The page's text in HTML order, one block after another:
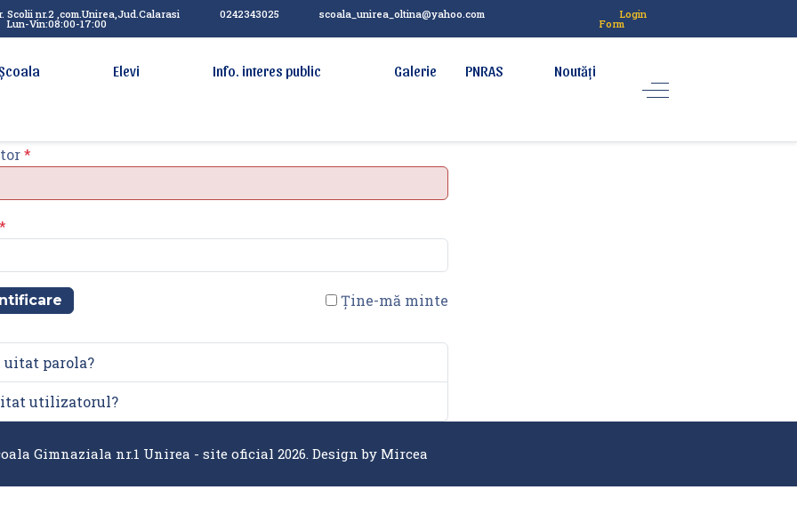
Scolii nr.2 ,com.Unirea,Jud.Calarasi 0242343025 scoala_unirea_oltina@yahoo.com
Lun-Vin:08:00-17:00
Login
Form
Elevi Info. interes public Galerie PNRAS Noutăți
*
*
Ține-mă minte
uitat parola?
utilizatorul?
Gimnaziala nr.1 Unirea - site oficial 2026. Design by Mircea